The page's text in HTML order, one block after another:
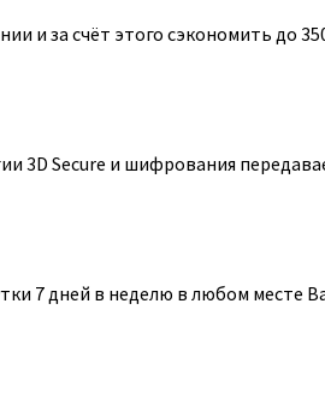
и за счёт этого сэкономить до
3D Secure и шифрования
7 дней в неделю в любом месте